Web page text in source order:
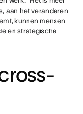
aan het veranderen
kunnen mensen
en strategische